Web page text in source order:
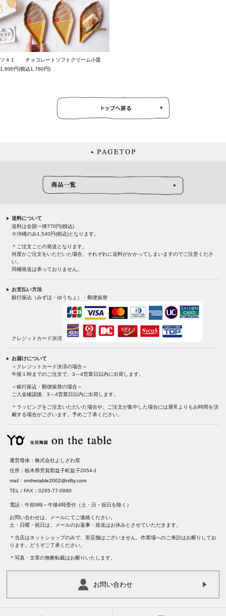
ツ４１ チョコレートソフトクリーム小皿
1,600円(税込1,760円)
送料について
送料は全国一律770円(税込)
※沖縄のみ1,540円(税込)となります。
＊ご注文ごとの発送となります。
何度かご注文をいただいた場合、それぞれに送料がかかってしまいますのでご注意くださ
い。
同梱発送は承っておりません。
お支払い方法
銀行振込（みずほ・ゆうちょ）・郵便振替
クレジットカード決済
お届けについて
＜クレジットカード決済の場合＞
午後１時までのご注文で、3～4営業日以内に出荷します。
＜銀行振込・郵便振替の場合＞
ご入金確認後、3～4営業日以内に出荷します。
＊ラッピングをご注文いただいた場合や、ご注文が集中した場合には通常よりもお時間を頂
戴する場合がございます。予めご了承ください。
運営母体：株式会社よしざわ窯
住所：栃木県芳賀郡益子町益子2054-1
mail：onthetable2002@nifty.com
TEL / FAX：0285-77-0880
電話：午前9時～午後4時受付（土・日・祝日を除く）
お問い合わせは、メールにてご連絡ください。
土・日曜・祝日は、メールのお返事・発送はお休みとさせていただきます。
＊当店はネットショップのみで、実店舗はございません。作業場へのご来訪はお断りしてお
ります。どうぞご了承ください。
＊写真・文章の無断転載はお断りいたします。
お問い合わせ